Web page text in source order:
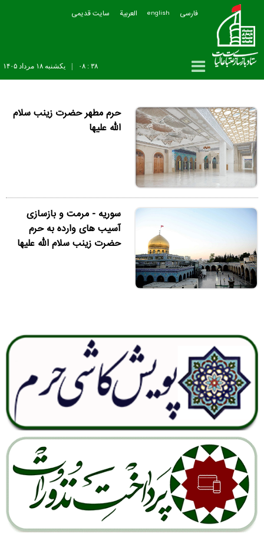
فارسی english العربیة سایت قدیمی
يکشنبه ۱۸ مرداد ۱۴۰۵ ۳۸ : ۰۸
حرم مطهر حضرت زینب سلام
الله علیها
سوریه - مرمت و بازسازی
آسیب های وارده به حرم
حضرت زینب سلام الله علیها